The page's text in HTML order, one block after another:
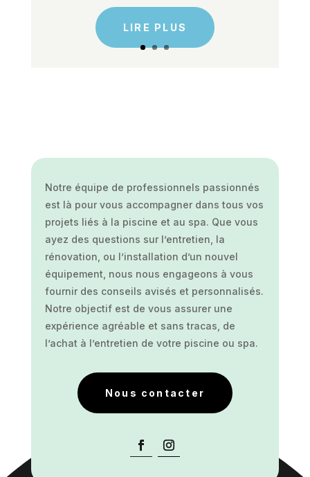
LIRE PLUS
Notre équipe de professionnels passionnés
est là pour vous accompagner dans tous vos
projets liés à la piscine et au spa. Que vous
ayez des questions sur l’entretien, la
rénovation, ou l’installation d’un nouvel
équipement, nous nous engageons à vous
fournir des conseils avisés et personnalisés.
Notre objectif est de vous assurer une
expérience agréable et sans tracas, de
l’achat à l’entretien de votre piscine ou spa.
Nous contacter